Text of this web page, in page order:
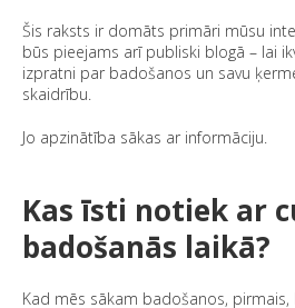
Šis raksts ir domāts primāri mūsu
būs pieejams arī publiski blogā – lai
izpratni par badošanos un savu
skaidrību.
Jo apzinātība sākas ar informāciju.
Kas īsti notiek ar
badošanās laikā?
Kad mēs sākam badošanos, pirmais,